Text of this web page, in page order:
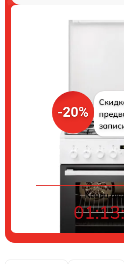
-20%
Цены на
Конец